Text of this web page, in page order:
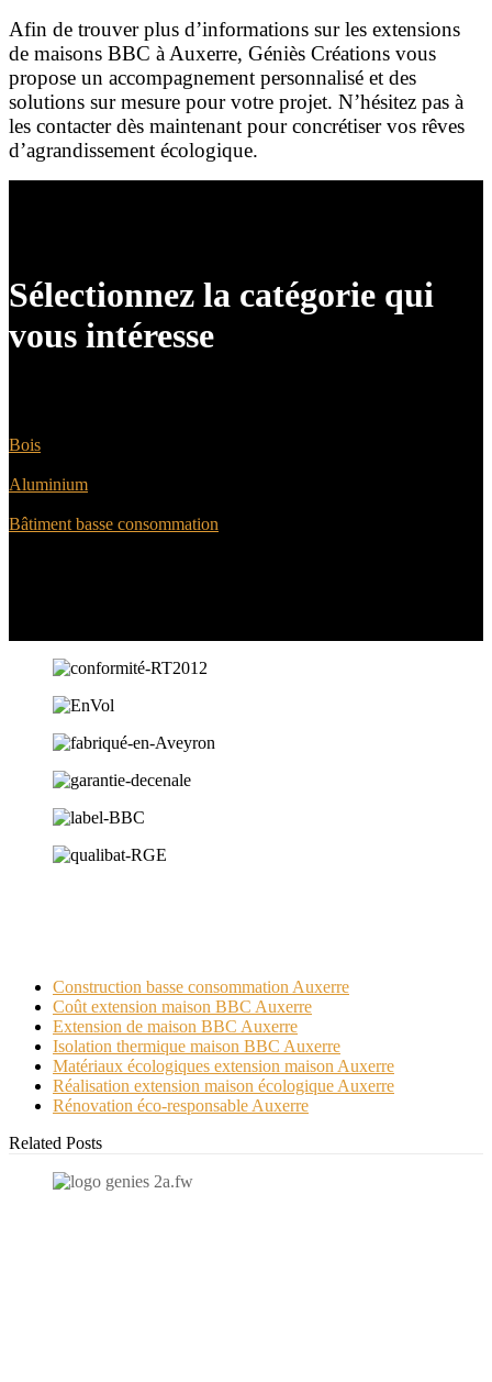
Afin de trouver plus d’informations sur les extensions
de maisons BBC à Auxerre, Géniès Créations vous
propose un accompagnement personnalisé et des
solutions sur mesure pour votre projet. N’hésitez pas à
les contacter dès maintenant pour concrétiser vos rêves
d’agrandissement écologique.
Sélectionnez la catégorie qui
vous intéresse
Bois
Aluminium
Bâtiment basse consommation
Construction basse consommation Auxerre
Coût extension maison BBC Auxerre
Extension de maison BBC Auxerre
Isolation thermique maison BBC Auxerre
Matériaux écologiques extension maison Auxerre
Réalisation extension maison écologique Auxerre
Rénovation éco-responsable Auxerre
Related Posts